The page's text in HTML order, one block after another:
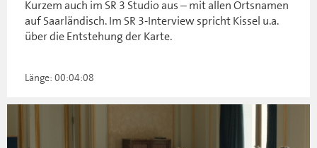
Kurzem auch im SR 3 Studio aus – mit allen Ortsnamen
auf Saarländisch. Im SR 3-Interview spricht Kissel u.a.
über die Entstehung der Karte.
Länge: 00:04:08